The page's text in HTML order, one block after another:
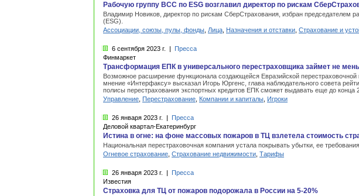
Рабочую группу ВСС по ESG возглавил директор по рискам
Владимир Новиков, директор по рискам СберСтрахования, избран председателем
(ESG).
Ассоциации, союзы, пулы, фонды Лица Назначения и отставки Страхование и
6 сентября 2023 г.
Пресса
Финмаркет
Трансформация ЕПК в универсального перестраховщика займет не
Возможное расширение функционала создающейся Евразийской
мнение «Интерфаксу» высказал Игорь Юргенс, глава наблюдательного совета
полисы перестрахования экспортных кредитов ЕПК сможет выдавать еще до конца
Управление
Перестрахование Компании и капиталы Игроки
26 января 2023 г.
Пресса
Деловой квартал-Екатеринбург
Истина в огне: на фоне массовых пожаров в ТЦ взлетела стоимость
Национальная перестраховочная компания устала покрывать убытки, ее
Огневое страхование Страхование недвижимости Тарифы
26 января 2023 г.
Пресса
Известия
Страховка для ТЦ от пожаров подорожала в России на 5-20%